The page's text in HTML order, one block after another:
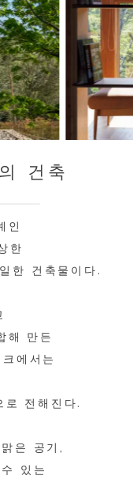
건축
인
한
한 건축물이다.
해 만든
에서는
로 전해진다.
은 공기,
있는